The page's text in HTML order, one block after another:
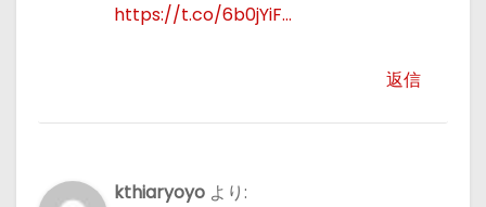
https://t.co/6b0jYiF…
返信
kthiaryoyo より: